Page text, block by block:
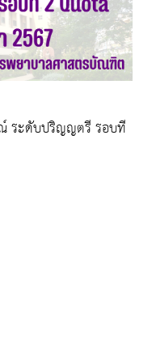
ระดับปริญญตรี รอบที่